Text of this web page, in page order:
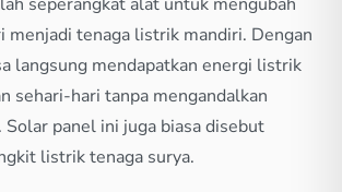
seperangkat alat untuk mengubah
menjadi tenaga listrik mandiri. Dengan
langsung mendapatkan energi listrik
sehari-hari tanpa mengandalkan
Solar panel ini juga biasa disebut
listrik tenaga surya.